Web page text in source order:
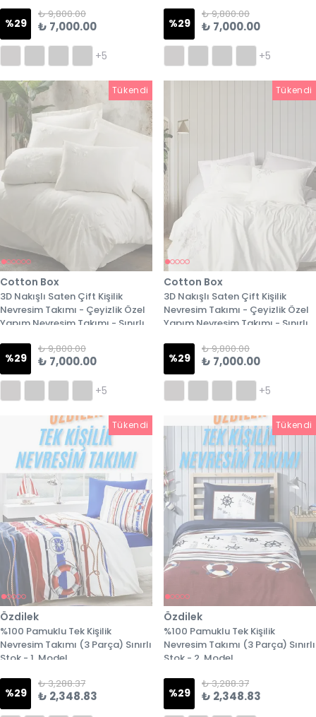
%29
₺ 9,800.00
₺ 7,000.00
+5
%29
₺ 9,800.00
₺ 7,000.00
+5
Tükendi Tükendi
Cotton Box
3D Nakışlı Saten Çift Kişilik
Nevresim Takımı - Çeyizlik Özel
Yapım Nevresim Takımı - Sınırlı
%29
₺ 9,800.00
₺ 7,000.00
+5
Tükendi
Cotton Box
3D Nakışlı Saten Çift Kişilik
Nevresim Takımı - Çeyizlik Özel
Yapım Nevresim Takımı - Sınırlı
%29
₺ 9,800.00
₺ 7,000.00
+5
Tükendi Tükendi
Özdilek
%100 Pamuklu Tek Kişilik
Nevresim Takımı (3 Parça) Sınırlı
Stok - 1. Model
%29
₺ 3,288.37
₺ 2,348.83
Tükendi
Özdilek
%100 Pamuklu Tek Kişilik
Nevresim Takımı (3 Parça) Sınırlı
Stok - 2. Model
%29
₺ 3,288.37
₺ 2,348.83